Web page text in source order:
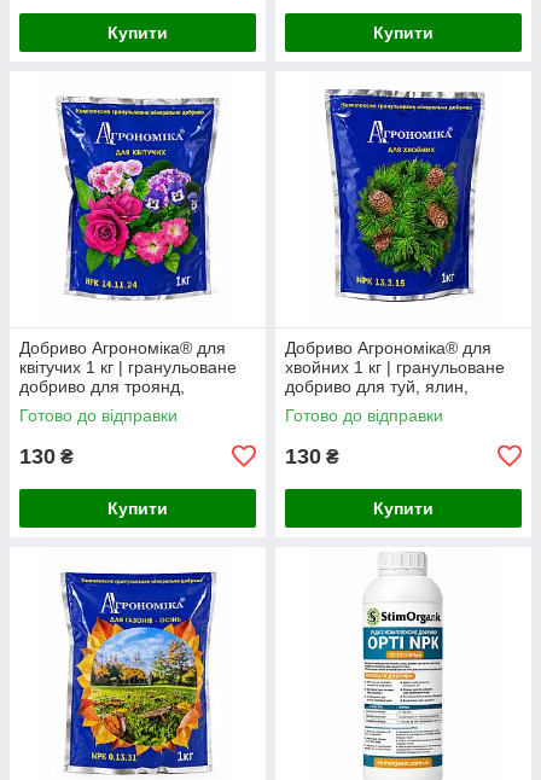
Купити Купити
Добриво Агрономіка® для
квітучих 1 кг | гранульоване
добриво для троянд,
декоративних чагарників та
квітучих рослин
Готово до відправки
130 ₴
Купити
Добриво Агрономіка® для
хвойних 1 кг | гранульоване
добриво для туй, ялин,
сосен, ялівців та інших
хвойних рослин
Готово до відправки
130 ₴
Купити